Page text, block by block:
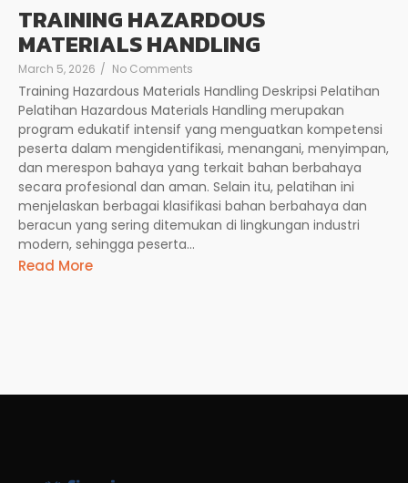
TRAINING HAZARDOUS
MATERIALS HANDLING
March 5, 2026 / No Comments
Training Hazardous Materials Handling Deskripsi Pelatihan
Pelatihan Hazardous Materials Handling merupakan
program edukatif intensif yang menguatkan kompetensi
peserta dalam mengidentifikasi, menangani, menyimpan,
dan merespon bahaya yang terkait bahan berbahaya
secara profesional dan aman. Selain itu, pelatihan ini
menjelaskan berbagai klasifikasi bahan berbahaya dan
beracun yang sering ditemukan di lingkungan industri
modern, sehingga peserta...
Read More